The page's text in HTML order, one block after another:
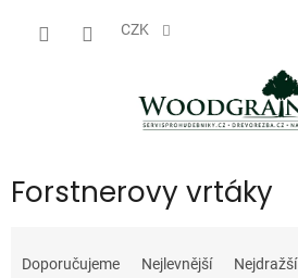
CZK
Forstnerovy vrtáky
aDoporučujeme Nejlevnější Nejdražší